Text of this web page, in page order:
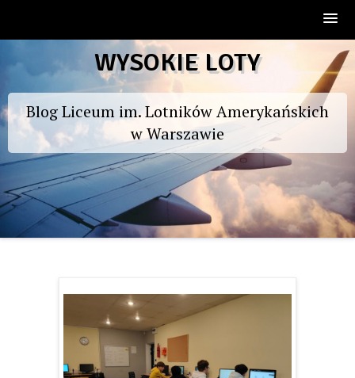
to
WYSOKIE LOTY
Blog Liceum im. Lotników Amerykańskich
w Warszawie